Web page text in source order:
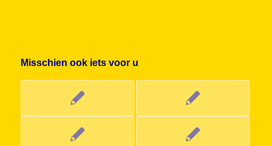
Misschien ook iets voor u